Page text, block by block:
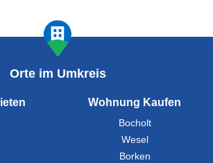
Orte im Umkreis
Wohnung Kaufen
Bocholt
Wesel
Borken